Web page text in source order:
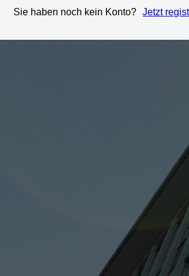
Sie haben noch kein Konto? Jetzt